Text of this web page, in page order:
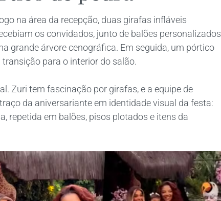
na área da recepção, duas girafas infláveis
os convidados, junto de balões personalizados
grande árvore cenográfica. Em seguida, um pórtico
para o interior do salão.
Zuri tem fascinação por girafas, e a equipe de
da aniversariante em identidade visual da festa:
repetida em balões, pisos plotados e itens da